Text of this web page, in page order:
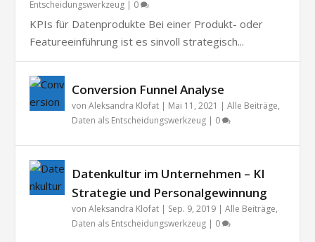
Entscheidungswerkzeug | 0
KPIs für Datenprodukte Bei einer Produkt- oder
Featureeinführung ist es sinvoll strategisch...
Conversion Funnel Analyse
vonAleksandra Klofat | Mai 11, 2021 |Alle Beiträge,
Daten als Entscheidungswerkzeug | 0
Datenkultur im Unternehmen – KI
Strategie und Personalgewinnung
vonAleksandra Klofat | Sep. 9, 2019 |Alle Beiträge,
Daten als Entscheidungswerkzeug | 0